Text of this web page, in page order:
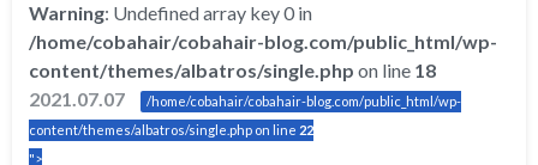
Warning: Undefined array key 0 in
/home/cobahair/cobahair-blog.com/public_html/wp-
content/themes/albatros/single.php on line 18
2021.07.07
/home/cobahair/cobahair-blog.com/public_html/wp-
content/themes/albatros/single.php on line 22
">